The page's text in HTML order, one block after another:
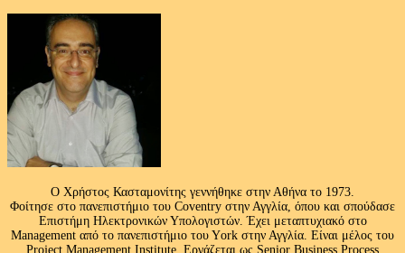
Ο Χρήστος Κασταμονίτης γεννήθηκε στην Αθήνα το 1973.
Φοίτησε στο πανεπιστήμιο του Coventry στην Αγγλία, όπου και σπούδασε
Επιστήμη Ηλεκτρονικών Υπολογιστών. Έχει μεταπτυχιακό στο
Management από το πανεπιστήμιο του Υork στην Αγγλία. Είναι μέλος του
Project Management Institute. Εργάζεται ως Senior Business Process